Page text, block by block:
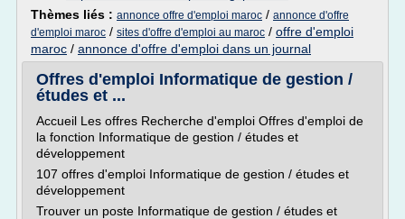
Thèmes liés : annonce offre d'emploi maroc / annonce d'offre
d'emploi maroc / sites d'offre d'emploi au maroc / offre d'emploi
maroc / annonce d'offre d'emploi dans un journal
Offres d'emploi Informatique de gestion /
études et ...
Accueil Les offres Recherche d'emploi Offres d'emploi de
la fonction Informatique de gestion / études et
développement
107 offres d'emploi Informatique de gestion / études et
développement
Trouver un poste Informatique de gestion / études et